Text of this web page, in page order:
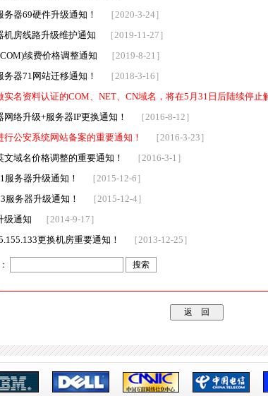
务器69硬件升级通知！
［2020-3-24］
机房线路升级维护通知
［2019-11-27］
续费价格调整通知
［2019-8-21］
务器71网站迁移通知！
［2018-3-16］
实名资料认证的COM、NET、CN域名，将在5月31日后陆续停止
网络升级+服务器IP更换通知！
［2016-8-12］
行公安系统网站备案的重要通知！
［2016-3-23］
文域名价格调整的重要通知！
［2016-3-1］
服务器升级通知！
［2015-12-6］
服务器升级通知！
［2015-12-4］
级通知
［2014-9-17］
更换机房重要通知！ ［2013-12-25］